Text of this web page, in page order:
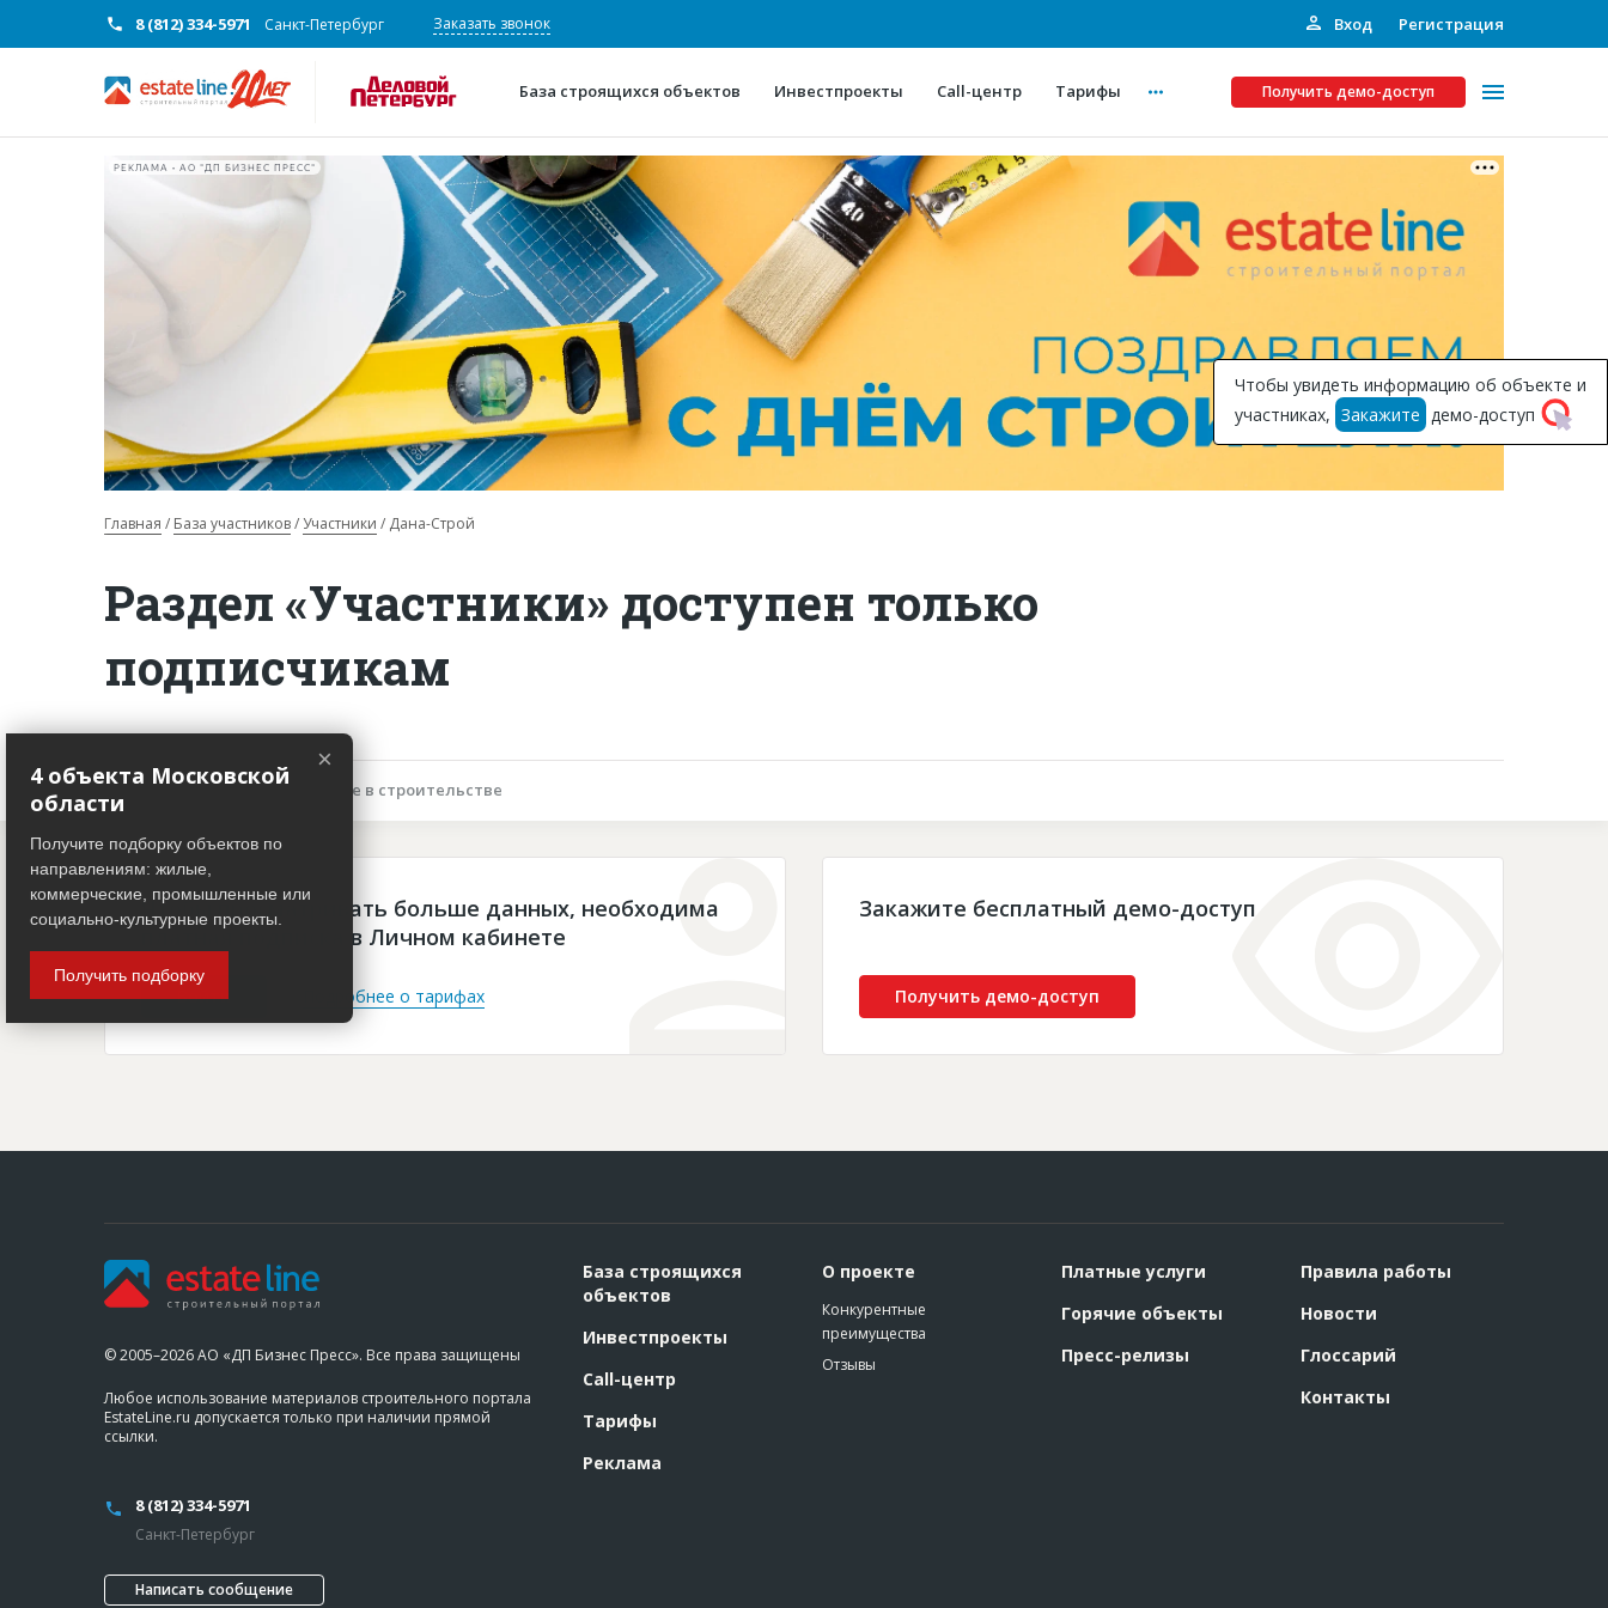
8 (812) 334-5971 Санкт-Петербург Заказать звонок Вход Регистрация
База строящихся объектов Инвестпроекты Call-центр Тарифы Получить демо-доступ
О проекте
Конкурентные преимущества
Горячие объекты
Глоссарий
Платные услуги
Рекламодателям
Инвестпроекты
Подписка на Базу
РЕКЛАМА • АО "ДП БИЗНЕС ПРЕСС"
Главная База участников Участники Дана-Строй
Раздел «Участники» доступен только
подписчикам
Описание объекта Участие в строительстве
Чтобы просматривать больше данных, необходима
платная подписка в Личном кабинете
Войти Подробнее о тарифах
Закажите бесплатный демо-доступ
Получить демо-доступ
Чтобы увидеть информацию об объекте и
участниках, Закажите демо-доступ
© 2005–2026 АО «ДП Бизнес Пресс». Все права защищены
Любое использование материалов строительного портала
EstateLine.ru допускается только при наличии прямой
ссылки.
8 (812) 334-5971
Санкт-Петербург
Написать сообщение
База строящихся
объектов
Инвестпроекты
Call-центр
Тарифы
Реклама
О проекте
Конкурентные
преимущества
Отзывы
Платные услуги
Горячие объекты
Пресс-релизы
Правила работы
Новости
Глоссарий
Контакты
×
4 объекта Московской
области
Получите подборку объектов по
направлениям: жилые,
коммерческие, промышленные или
социально-культурные проекты.
Получить подборку